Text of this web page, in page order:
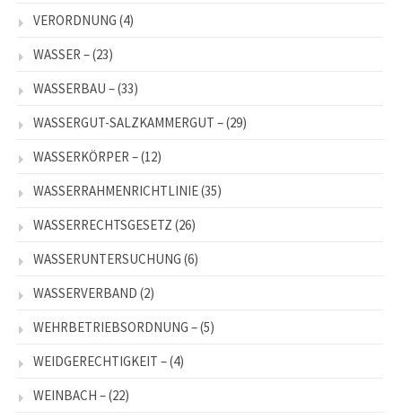
VERORDNUNG (4)
WASSER –(23)
WASSERBAU –(33)
WASSERGUT-SALZKAMMERGUT –(29)
WASSERKÖRPER –(12)
WASSERRAHMENRICHTLINIE(35)
WASSERRECHTSGESETZ (26)
WASSERUNTERSUCHUNG (6)
WASSERVERBAND (2)
WEHRBETRIEBSORDNUNG –(5)
WEIDGERECHTIGKEIT –(4)
WEINBACH –(22)